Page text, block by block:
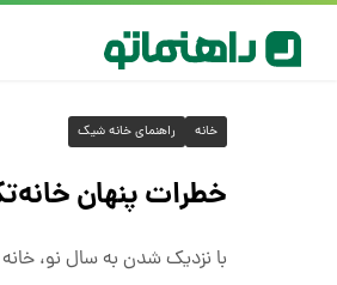
خانه راهنمای خانه شیک
خطرات پنهان
با نزدیک شدن به سال نو،